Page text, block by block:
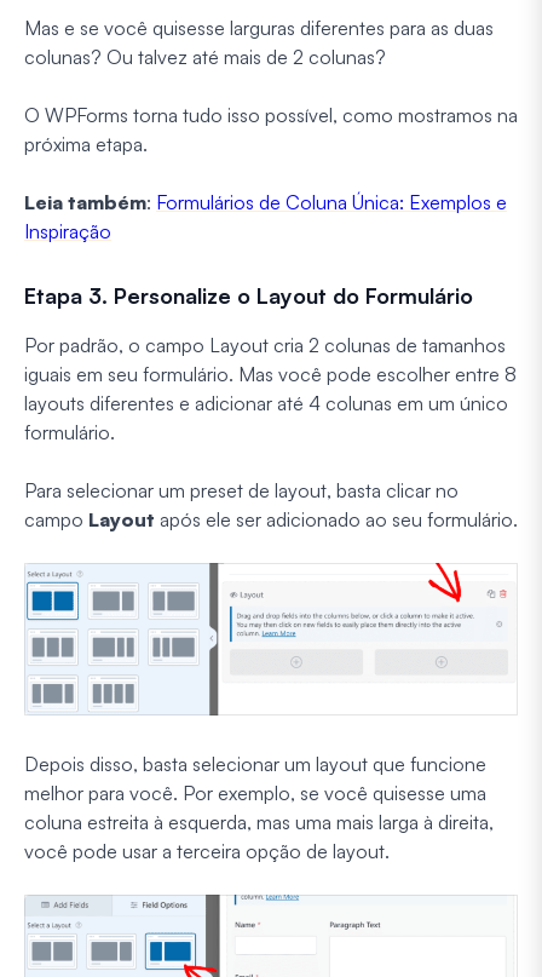
Mas e se você quisesse larguras diferentes para as duas
colunas? Ou talvez até mais de 2 colunas?
O WPForms torna tudo isso possível, como mostramos na
próxima etapa.
Leia também: Formulários de Coluna Única: Exemplos e
Inspiração
Etapa 3. Personalize o Layout do Formulário
Por padrão, o campo Layout cria 2 colunas de tamanhos
iguais em seu formulário. Mas você pode escolher entre 8
layouts diferentes e adicionar até 4 colunas em um único
formulário.
Para selecionar um preset de layout, basta clicar no
campo Layout após ele ser adicionado ao seu formulário.
Depois disso, basta selecionar um layout que funcione
melhor para você. Por exemplo, se você quisesse uma
coluna estreita à esquerda, mas uma mais larga à direita,
você pode usar a terceira opção de layout.